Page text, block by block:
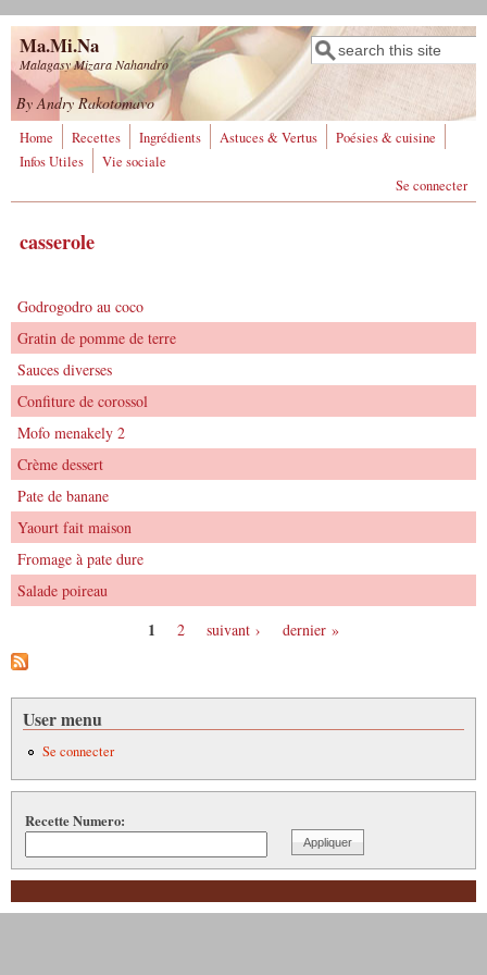
Aller au contenu principal
Ma.Mi.Na
Malagasy Mizara Nahandro
Formulaire de
recherche
Rechercher
By Andry Rakotomavo
Home Recettes Ingrédients Astuces & Vertus
Poésies & cuisine
Infos Utiles
Vie sociale
Se connecter
casserole
Godrogodro au coco
Gratin de pomme de terre
Sauces diverses
Confiture de corossol
Mofo menakely 2
Crème dessert
Pate de banane
Yaourt fait maison
Fromage à pate dure
Salade poireau
1 2 suivant › dernier »
User menu
Se connecter
Recette Numero: